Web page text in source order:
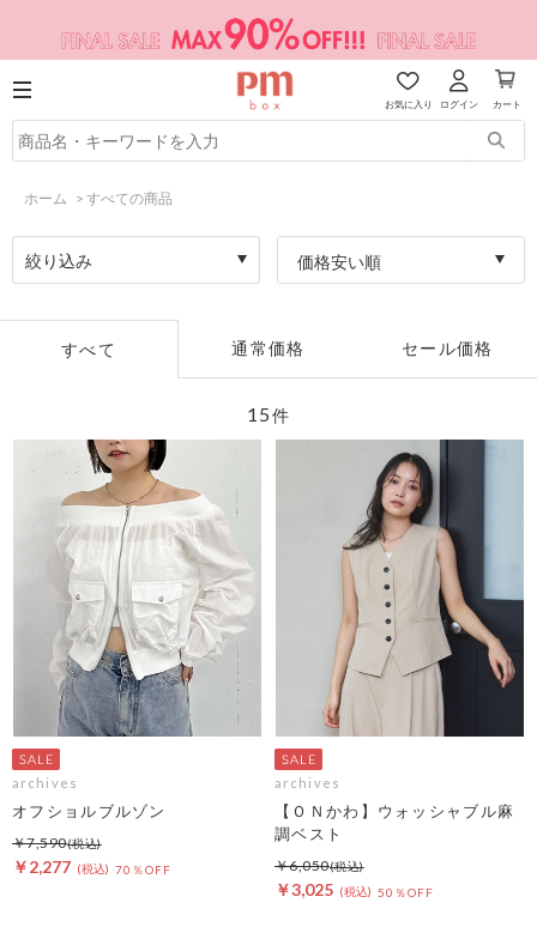
お気に入り ログイン カート
ホーム > すべての商品
絞り込み 価格安い順
すべて 通常価格 セール価格
15件
archives
オフショルブルゾン
￥2,277 70％OFF
￥7,590
archives
【ＯＮかわ】ウォッシャブル麻
調ベスト
￥3,025 50％OFF
￥6,050